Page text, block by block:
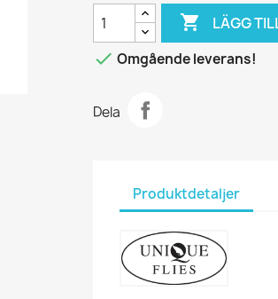
 LÄGG
 Omgående leverans!
Dela
Produktdetaljer